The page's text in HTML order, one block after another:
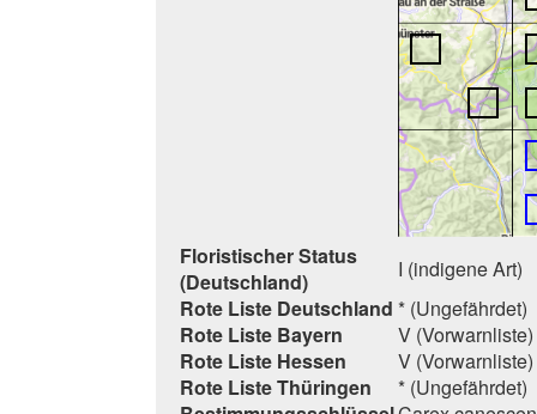
Floristischer Status
(Deutschland)
I (indigene Art)
Rote Liste Deutschland * (Ungefährdet)
Rote Liste Bayern
V (Vorwarnliste)
Rote Liste Hessen
V (Vorwarnliste)
Rote Liste Thüringen
* (Ungefährdet)